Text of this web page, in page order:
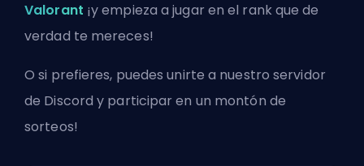
Valorant ¡y empieza a jugar en el rank que de
verdad te mereces!
O si prefieres, puedesunirte a nuestro servidor
de Discord y participar en un montón de
sorteos!